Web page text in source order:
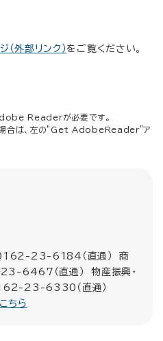
外部リンク） をご覧ください。
Readerが必要です。
合は、左の"Get AdobeReader"ア
23-6184（直通） 商
6467（直通） 物産振興・
23-6330（直通）
ちら